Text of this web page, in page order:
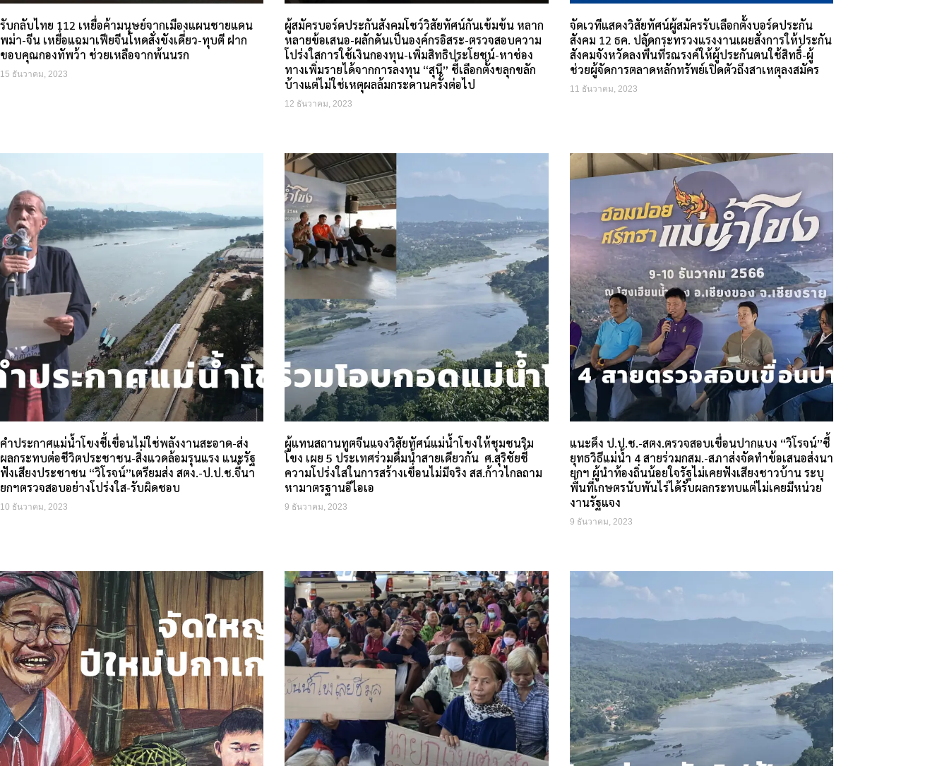
รับกลับไทย 112 เหยื่อค้ามนุษย์จากเมืองแผนชายแดน
พม่า-จีน เหยื่อแฉมาเฟียจีนโหดสั่งขังเดี่ยว-ทุบตี ฝาก
ขอบคุณกองทัพว้า ช่วยเหลือจากพ้นนรก
15 ธันวาคม, 2023
ผู้สมัครบอร์ดประกันสังคมโชว์วิสัยทัศน์กันเข้มข้น หลาก
หลายข้อเสนอ-ผลักดันเป็นองค์กรอิสระ-ตรวจสอบความ
โปร่งใสการใช้เงินกองทุน-เพิ่มสิทธิประโยชน์-หาช่อง
ทางเพิ่มรายได้จากการลงทุน “สุนี” ชี้เลือกตั้งขลุกขลัก
บ้างแต่ไม่ใช่เหตุผลล้มกระดานครั้งต่อไป
12 ธันวาคม, 2023
จัดเวทีแสดงวิสัยทัศน์ผู้สมัครรับเลือกตั้งบอร์ดประกัน
สังคม 12 ธค. ปลัดกระทรวงแรงงานเผยสั่งการให้ประกัน
สังคมจังหวัดลงพื้นที่รณรงค์ให้ผู้ประกันตนใช้สิทธิ์-ผู้
ช่วยผู้จัดการตลาดหลักทรัพย์เปิดตัวถึงสาเหตุลงสมัคร
11 ธันวาคม, 2023
คำประกาศแม่น้ำโขงชี้เขื่อนไม่ใช่พลังงานสะอาด-ส่ง
ผลกระทบต่อชีวิตประชาชน-สิ่งแวดล้อมรุนแรง แนะรัฐ
ฟังเสียงประชาชน “วิโรจน์”เตรียมส่ง สตง.-ป.ป.ช.จี้นา
ยกฯตรวจสอบอย่างโปร่งใส-รับผิดชอบ
10 ธันวาคม, 2023
ผู้แทนสถานทูตจีนแจงวิสัยทัศน์แม่น้ำโขงให้ชุมชนริม
โขง เผย 5 ประเทศร่วมดื่มน้ำสายเดียวกัน ศ.สุริชัยชี้
ความโปร่งใสในการสร้างเขื่อนไม่มีจริง สส.ก้าวไกลถาม
หามาตรฐานอีไอเอ
9 ธันวาคม, 2023
แนะดึง ป.ป.ช.-สตง.ตรวจสอบเขื่อนปากแบง “วิโรจน์”ชี้
ยุทธวิธีแม่น้ำ 4 สายร่วมกสม.-สภาส่งจัดทำข้อเสนอส่งนา
ยกฯ ผู้นำท้องถิ่นน้อยใจรัฐไม่เคยฟังเสียงชาวบ้าน ระบุ
พื้นที่เกษตรนับพันไร่ได้รับผลกระทบแต่ไม่เคยมีหน่วย
งานรัฐแจง
9 ธันวาคม, 2023